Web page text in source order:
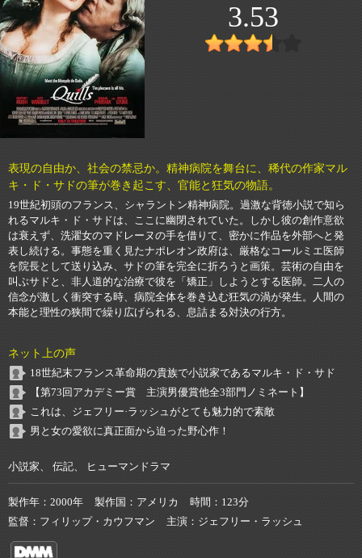
3.53
表現の自由か、社会の禁忌か。精神病院を舞台に、稀代の作家マル
キ・ド・サドの筆が巻き起こす、官能と狂気の物語。
19世紀初頭のフランス、シャラントン精神病院。過激な背徳小説で知ら
れるマルキ・ド・サドは、ここに幽閉されていた。しかし彼の創作意欲
は衰えず、洗濯女のマドレーヌの手を借りて、密かに作品を外部へと発
表し続ける。事態を重く見たナポレオン政府は、厳格なコールミエ医師
を院長として送り込み、サドの筆を完全に折ろうと画策。芸術の自由を
叫ぶサドと、非人道的な治療で彼を「矯正」しようとする医師。二人の
信念が激しく衝突する時、病院全体を巻き込む狂気の渦が発生。人間の
本能と理性の狭間で繰り広げられる、息詰まる対決の行方。
ネット上の声
18世紀末フランス革命期の貴族で小説家であるマルキ・ド・サド
【第73回アカデミー賞 主演男優賞他全3部門ノミネート】
これは、ジェフリー·ラッシュがとても魅力的で素敵
男と女の愛欲に真正面から迫った野心作！
小説家、 伝記、 ヒューマンドラマ
製作年 2000年 製作国 アメリカ 時間
123分
監督
フィリップ・カウフマン 主演 ジェフリー・ラッシュ